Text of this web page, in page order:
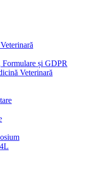
Formulare și GDPR
Veterinară